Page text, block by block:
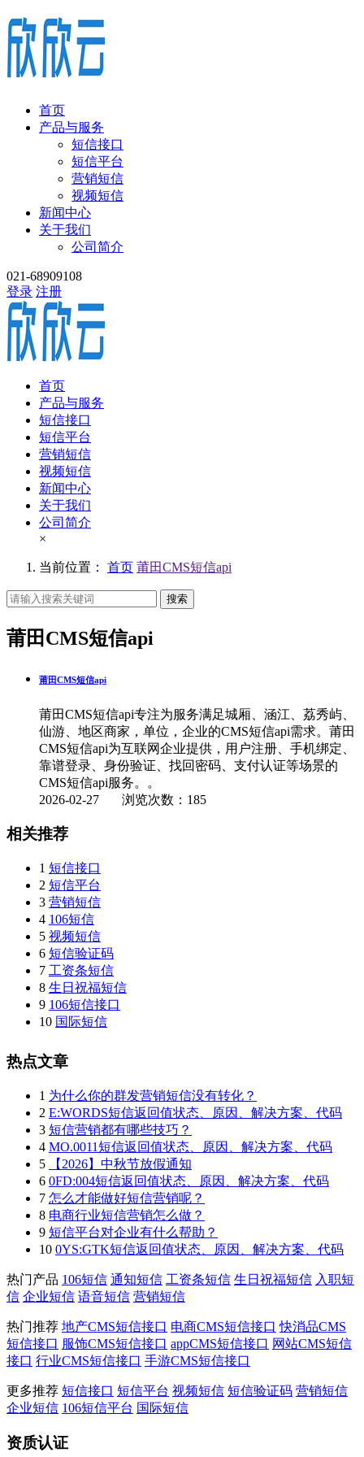
首页
产品与服务
短信接口
短信平台
营销短信
视频短信
新闻中心
关于我们
公司简介
021-68909108
登录 注册
首页
产品与服务
短信接口
短信平台
营销短信
视频短信
新闻中心
关于我们
公司简介
×
当前位置： 首页 莆田CMS短信api
搜索
莆田CMS短信api
莆田CMS短信api
莆田CMS短信api专注为服务满足城厢、涵江、荔秀屿、
仙游、地区商家，单位，企业的CMS短信api需求。莆田
CMS短信api为互联网企业提供，用户注册、手机绑定、
靠谱登录、身份验证、找回密码、支付认证等场景的
CMS短信api服务。。
2026-02-27 浏览次数：185
相关推荐
1 短信接口
2 短信平台
3 营销短信
4 106短信
5 视频短信
6 短信验证码
7 工资条短信
8 生日祝福短信
9 106短信接口
10 国际短信
热点文章
1 为什么你的群发营销短信没有转化？
2 E:WORDS短信返回值状态、原因、解决方案、代码
3 短信营销都有哪些技巧？
4 MO.0011短信返回值状态、原因、解决方案、代码
5
【2026】中秋节放假通知
6 0FD:004短信返回值状态、原因、解决方案、代码
7 怎么才能做好短信营销呢？
8 电商行业短信营销怎么做？
9 短信平台对企业有什么帮助？
10 0YS:GTK短信返回值状态、原因、解决方案、代码
热门产品 106短信 通知短信 工资条短信 生日祝福短信 入职短
信 企业短信 语音短信 营销短信
热门推荐 地产CMS短信接口 电商CMS短信接口 快消品CMS
短信接口 服饰CMS短信接口 appCMS短信接口 网站CMS短信
接口 行业CMS短信接口 手游CMS短信接口
更多推荐 短信接口 短信平台 视频短信 短信验证码 营销短信
企业短信 106短信平台 国际短信
资质认证